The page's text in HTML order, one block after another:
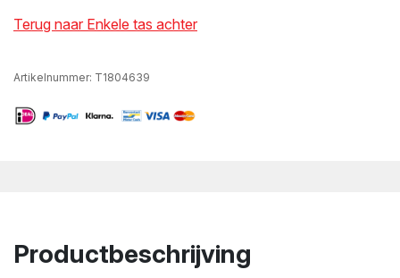
Terug naar Enkele tas achter
Artikelnummer: T1804639
Productbeschrijving